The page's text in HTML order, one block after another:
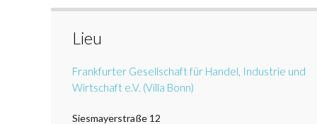
Lieu
Frankfurter Gesellschaft für Handel, Industrie und
Wirtschaft e.V. (Villa Bonn)
Siesmayerstraße 12